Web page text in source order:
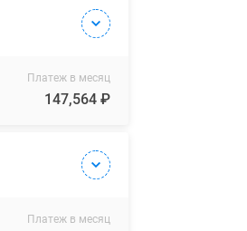
Платеж в месяц
147,564 ₽
Платеж в месяц